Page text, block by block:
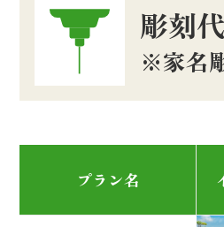
●生前のお申込みも
す。
●1年後の合祀前に、
す
●合同埋葬
御遺骨をお骨壺から
埋葬料 15,000
※埋葬時の読経・個
管理費等はかかりま
彫刻代
※家名
プラン名